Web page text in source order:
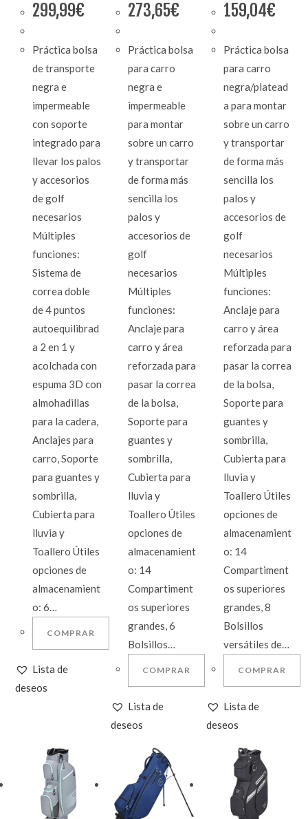
299,99€
Práctica bolsa
de transporte
negra e
impermeable
con soporte
integrado para
llevar los palos
y accesorios
de golf
necesarios
Múltiples
funciones:
Sistema de
correa doble
de 4 puntos
autoequilibrad
a 2 en 1 y
acolchada con
espuma 3D con
almohadillas
para la cadera,
Anclajes para
carro, Soporte
para guantes y
sombrilla,
Cubierta para
lluvia y
Toallero Útiles
opciones de
almacenamient
o: 6…
COMPRAR
Lista de
deseos
273,65€
Práctica bolsa
para carro
negra e
impermeable
para montar
sobre un carro
y transportar
de forma más
sencilla los
palos y
accesorios de
golf
necesarios
Múltiples
funciones:
Anclaje para
carro y área
reforzada para
pasar la correa
de la bolsa,
Soporte para
guantes y
sombrilla,
Cubierta para
lluvia y
Toallero Útiles
opciones de
almacenamient
o: 14
Compartiment
os superiores
grandes, 6
Bolsillos…
COMPRAR
Lista de
deseos
159,04€
Práctica bolsa
para carro
negra/platead
a para montar
sobre un carro
y transportar
de forma más
sencilla los
palos y
accesorios de
golf
necesarios
Múltiples
funciones:
Anclaje para
carro y área
reforzada para
pasar la correa
de la bolsa,
Soporte para
guantes y
sombrilla,
Cubierta para
lluvia y
Toallero Útiles
opciones de
almacenamient
o: 14
Compartiment
os superiores
grandes, 8
Bolsillos
versátiles de…
COMPRAR
Lista de
deseos